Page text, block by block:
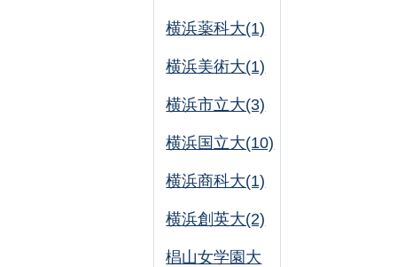
横浜薬科大(1)
横浜美術大(1)
横浜市立大(3)
横浜国立大(10)
横浜商科大(1)
横浜創英大(2)
椙山女学園大